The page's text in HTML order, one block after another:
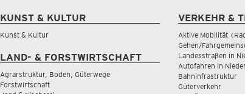
KUNST & KULTUR
Kunst & Kultur
LAND- & FORSTWIRTSCHAFT
Agrarstruktur, Boden, Güterwege
Forstwirtschaft
VERKEHR &
Aktive Mobilität
Gehen/
Landesstraßen in
Autofahren in
Bahninfrastruktur
Güterverkehr